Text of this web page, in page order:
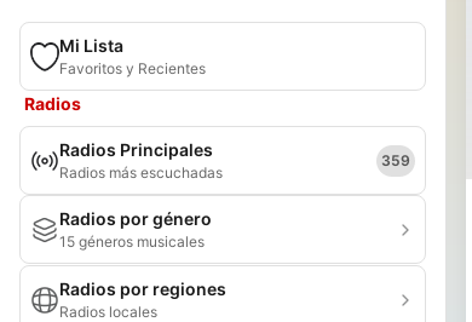
Mi Lista
Favoritos y Recientes
Radios
Radios Principales
Radios más escuchadas
359
Radios por género
15 géneros musicales
Radios por regiones
Radios locales